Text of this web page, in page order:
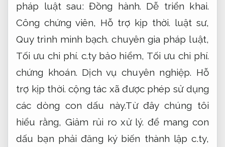
pháp luật sau: Đồng hành. Dễ triển khai.
Công chứng viên, Hỗ trợ kịp thời. luật sư,
Quy trình minh bạch. chuyên gia pháp luật,
Tối ưu chi phí. c.ty bảo hiểm, Tối ưu chi phí.
chứng khoán. Dịch vụ chuyên nghiệp. Hỗ
trợ kịp thời. cộng tác xã được phép sử dụng
các dòng con dấu này.Từ đây chúng tôi
hiểu rằng, Giảm rủi ro xử lý. để mang con
dấu bạn phải đăng ký biến thành lập c.ty,